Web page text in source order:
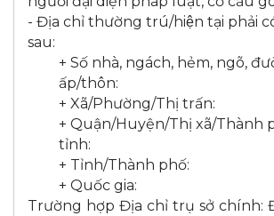
- Địa chỉ thường trú/hiện tại phải
sau:
+ Số nhà, ngách, hẻm, ngõ,
ấp/thôn:
+ Xã/Phường/Thị trấn:
+ Quận/Huyện/Thị xã/Thành
tỉnh:
+ Tỉnh/Thành phố:
+ Quốc gia:
Trường hợp Địa chỉ trụ sở chính: